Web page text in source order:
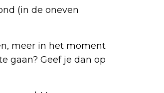
(in de oneven
meer in het moment
gaan? Geef je dan op